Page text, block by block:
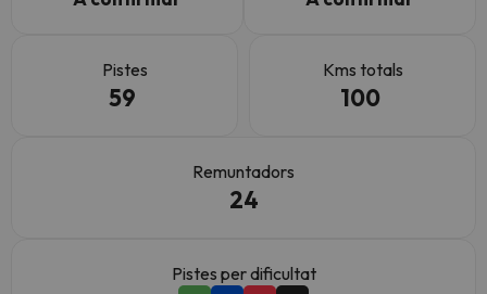
Pistes
59
Kms totals
100
Remuntadors
24
Pistes per dificultat